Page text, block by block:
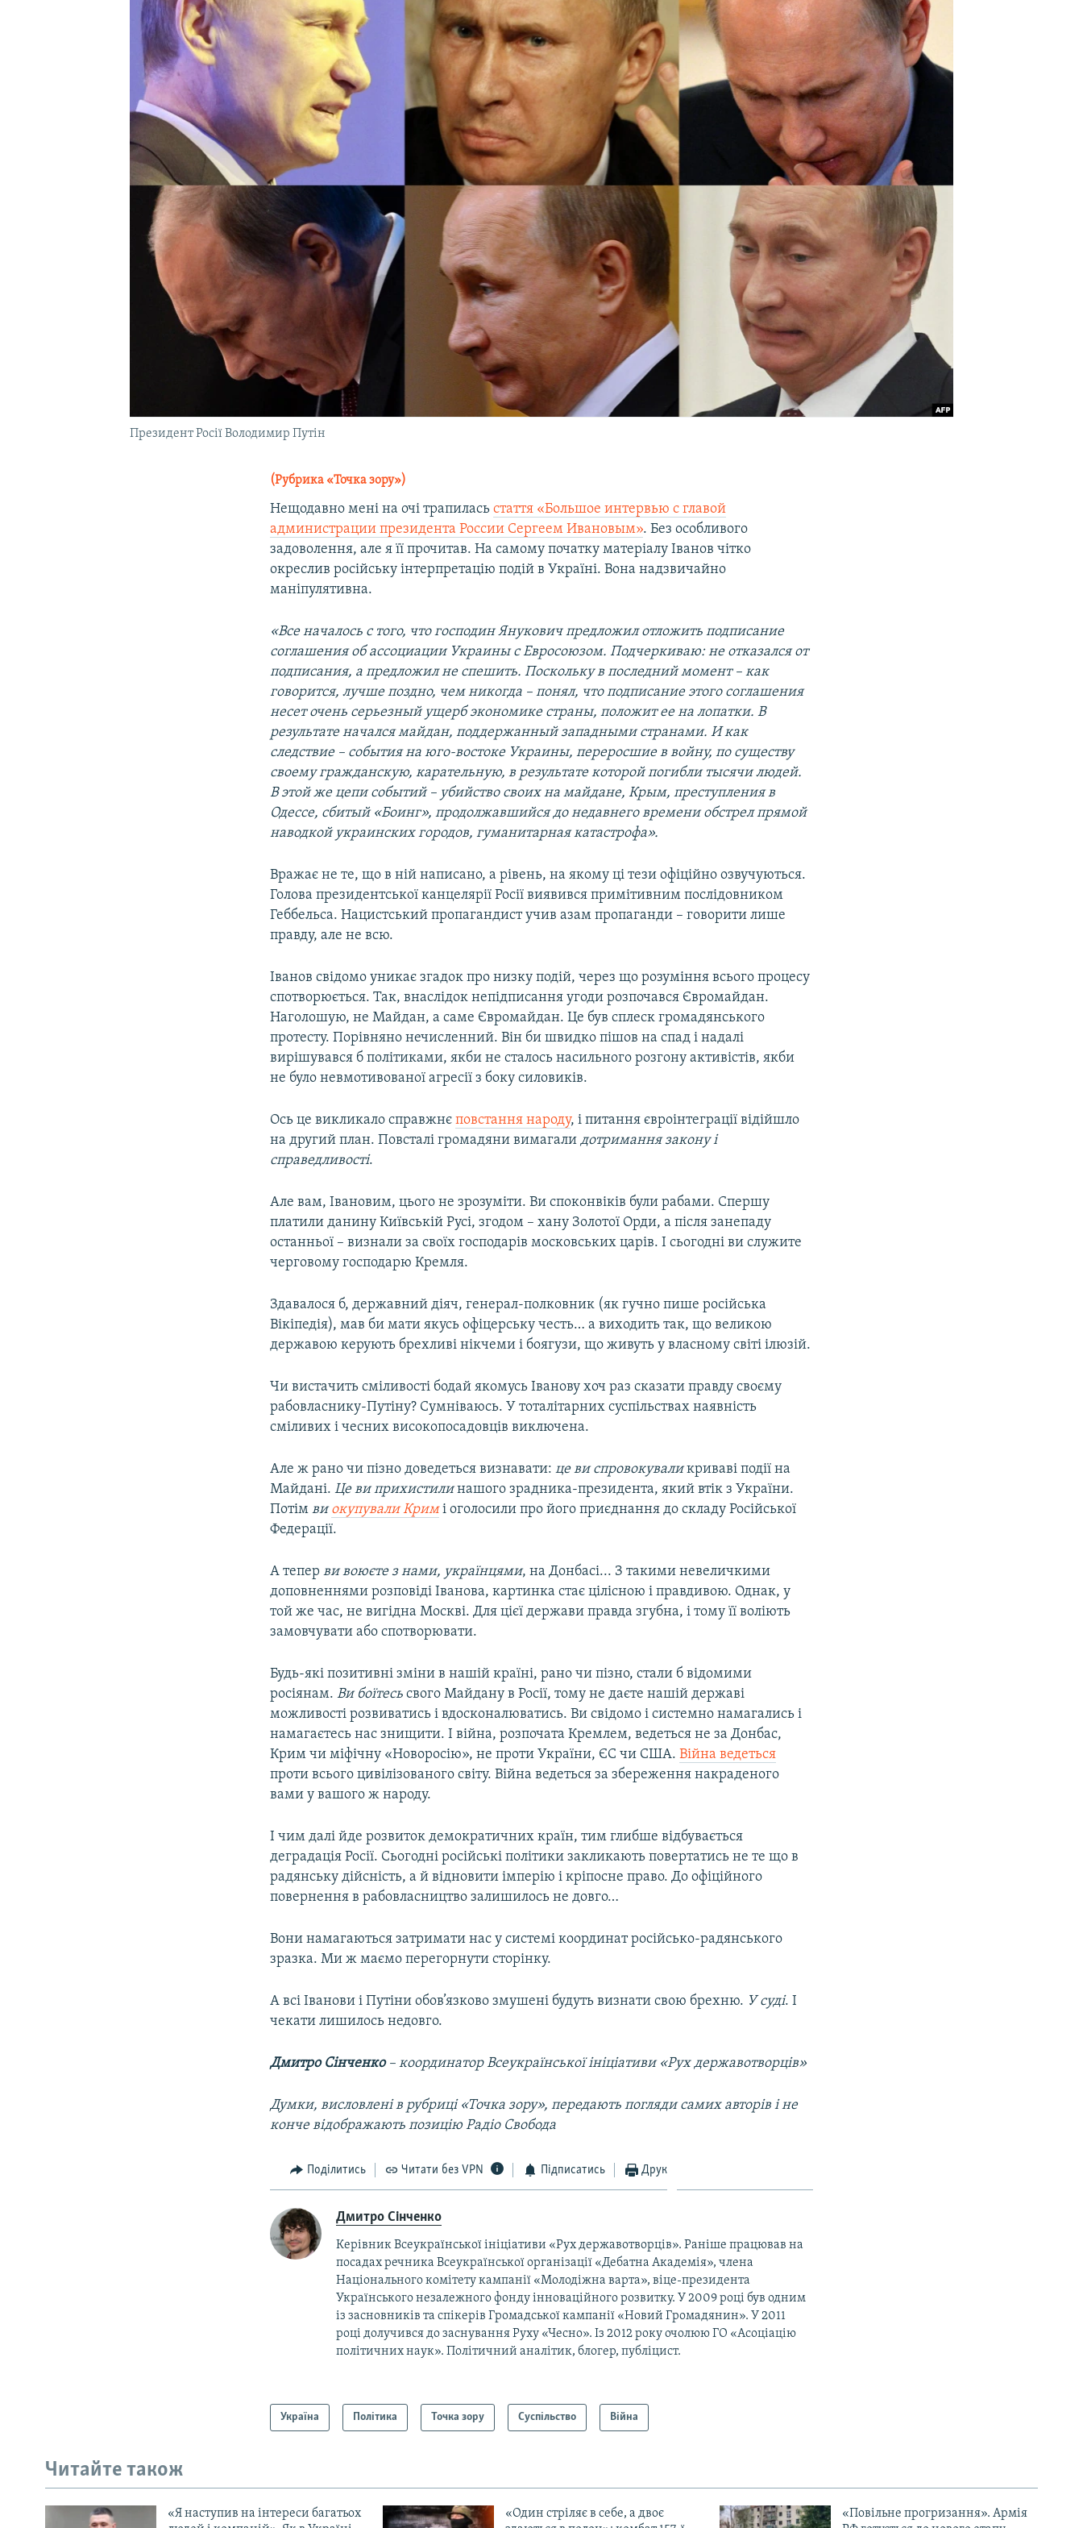
Президент Росії Володимир Путін
(Рубрика «Точка зору»)
Нещодавно мені на очі трапиласьстаття «Большое интервью с главой
администрации президента России Сергеем Ивановым». Без особливого
задоволення, але я її прочитав. На самому початку матеріалу Іванов чітко
окреслив російську інтерпретацію подій в Україні. Вона надзвичайно
маніпулятивна.
«Все началось с того, что господин Янукович предложил отложить подписание
соглашения об ассоциации Украины с Евросоюзом. Подчеркиваю: не отказался от
подписания, а предложил не спешить. Поскольку в последний момент – как
говорится, лучше поздно, чем никогда – понял, что подписание этого соглашения
несет очень серьезный ущерб экономике страны, положит ее на лопатки. В
результате начался майдан, поддержанный западными странами. И как
следствие – события на юго-востоке Украины, переросшие в войну, по существу
своему гражданскую, карательную, в результате которой погибли тысячи людей.
В этой же цепи событий – убийство своих на майдане, Крым, преступления в
Одессе, сбитый «Боинг», продолжавшийся до недавнего времени обстрел прямой
наводкой украинских городов, гуманитарная катастрофа».
Вражає не те, що в ній написано, а рівень, на якому ці тези офіційно озвучуються.
Голова президентської канцелярії Росії виявився примітивним послідовником
Геббельса. Нацистський пропагандист учив азам пропаганди – говорити лише
правду, але не всю.
Іванов свідомо уникає згадок про низку подій, через що розуміння всього процесу
спотворюється. Так, внаслідок непідписання угоди розпочався Євромайдан.
Наголошую, не Майдан, а саме Євромайдан. Це був сплеск громадянського
протесту. Порівняно нечисленний. Він би швидко пішов на спад і надалі
вирішувався б політиками, якби не сталось насильного розгону активістів, якби
не було невмотивованої агресії з боку силовиків.
Ось це викликало справжнєповстання народу, і питання євроінтеграції відійшло
на другий план. Повсталі громадяни вимагалидотримання закону і
справедливості.
Але вам, Івановим, цього не зрозуміти. Ви споконвіків були рабами. Спершу
платили данину Київській Русі, згодом – хану Золотої Орди, а після занепаду
останньої – визнали за своїх господарів московських царів. І сьогодні ви служите
черговому господарю Кремля.
Здавалося б, державний діяч, генерал-полковник (як гучно пише російська
Вікіпедія), мав би мати якусь офіцерську честь… а виходить так, що великою
державою керують брехливі нікчеми і боягузи, що живуть у власному світі ілюзій.
Чи вистачить сміливості бодай якомусь Іванову хоч раз сказати правду своєму
рабовласнику-Путіну? Сумніваюсь. У тоталітарних суспільствах наявність
сміливих і чесних високопосадовців виключена.
Але ж рано чи пізно доведеться визнавати:це ви спровокуваликриваві події на
Майдані.Це ви прихистилинашого зрадника-президента, який втік з України.
Потімвиокупували Кримі оголосили про його приєднання до складу Російської
Федерації.
А теперви воюєте з нами, українцями, на Донбасі... З такими невеличкими
доповненнями розповіді Іванова, картинка стає цілісною і правдивою. Однак, у
той же час, не вигідна Москві. Для цієї держави правда згубна, і тому її воліють
замовчувати або спотворювати.
Будь-які позитивні зміни в нашій країні, рано чи пізно, стали б відомими
росіянам.Ви боїтесь свого Майдану в Росії, тому не даєте нашій державі
можливості розвиватись і вдосконалюватись. Ви свідомо і системно намагались і
намагаєтесь нас знищити. І війна, розпочата Кремлем, ведеться не за Донбас,
Крим чи міфічну «Новоросію», не проти України, ЄС чи США.Війна ведеться
проти всього цивілізованого світу. Війна ведеться за збереження накраденого
вами у вашого ж народу.
І чим далі йде розвиток демократичних країн, тим глибше відбувається
деградація Росії. Сьогодні російські політики закликають повертатись не те що в
радянську дійсність, а й відновити імперію і кріпосне право. До офіційного
повернення в рабовласництво залишилось не довго…
Вони намагаються затримати нас у системі координат російсько-радянського
зразка. Ми ж маємо перегорнути сторінку.
А всі Іванови і Путіни обов’язково змушені будуть визнати свою брехню. У суді. І
чекати лишилось недовго.
Дмитро Сінченко– координатор Всеукраїнської ініціативи «Рух державотворців»
Думки, висловлені в рубриці «Точка зору», передають погляди самих авторів і не
конче відображають позицію Радіо Свобода
Поділитись Читати без VPN Підписатись Друк
Дмитро Сінченко
Керівник Всеукраїнської ініціативи «Рух державотворців». Раніше працював на
посадах речника Всеукраїнської організації «Дебатна Академія», члена
Національного комітету кампанії «Молодіжна варта», віце-президента
Українського незалежного фонду інноваційного розвитку. У 2009 році був одним
із засновників та спікерів Громадської кампанії «Новий Громадянин». У 2011
році долучився до заснування Руху «Чесно». Із 2012 року очолюю ГО «Асоціацію
політичних наук». Політичний аналітик, блогер, публіцист.
Україна Політика Точка зору Суспільство Війна
Читайте також
«Я наступив на інтереси багатьох
«Один стріляє в себе, а двоє
«Повільне прогризання». Армія